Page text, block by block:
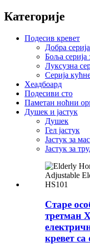
Категорије
Подесив кревет
Добра
Боља серија
Луксузна
Серија
Хеадбоард
Подесиви сто
Паметан ноћни
Душек и јастук
Душек
Гел јастук
Јастук за
Јастук за
Старе
третман
кревет